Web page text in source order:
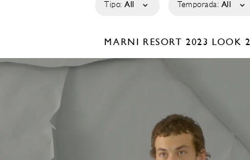
Tipo: All Temporada: All
MARNI RESORT 2023 LOOK